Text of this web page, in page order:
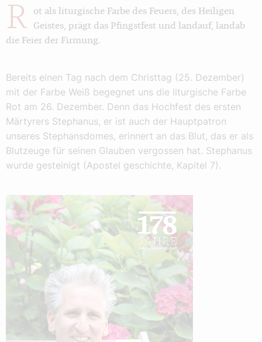
R
ot als liturgische Farbe des Feuers, des Heiligen
Geistes, prägt das Pfingstfest und landauf, landab
die Feier der Firmung.
Bereits einen Tag nach dem Christtag (25. Dezember)
mit der Farbe Weiß begegnet uns die liturgische Farbe
Rot am 26. Dezember. Denn das Hochfest des ersten
Märtyrers Stephanus, er ist auch der Hauptpatron
unseres Stephansdomes, erinnert an das Blut, das er als
Blutzeuge für seinen Glauben vergossen hat. Stephanus
wurde gesteinigt (Apostel geschichte, Kapitel 7).